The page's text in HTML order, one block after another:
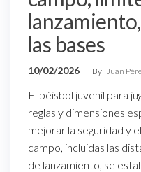
las bases
10/02/2026 By Juan
El béisbol juvenil para
reglas y dimensiones
mejorar la seguridad y
campo, incluidas las
de lanzamiento, se